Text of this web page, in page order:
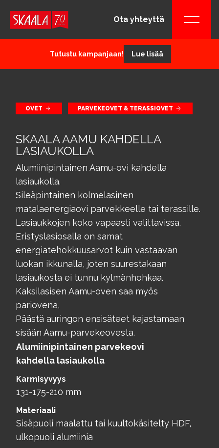
Ota yhteyttä
Tutustu kampanjaan! Lue lisää
OVET PARVEKEOVET & TERASSIOVET
SKAALA AAMU KAHDELLA
LASIAUKOLLA
Alumiinipintainen Aamu-ovi kahdella
lasiaukolla.
Sileäpintainen kolmelasinen
matalaenergiaovi parvekkeelle tai terassille.
Lasiaukkojen koko vapaasti valittavissa.
Eristyslasiosalla on samat
energiatehokkuusarvot kuin vastaavan
luokan ikkunalla, joten suurestakaan
lasiaukosta ei tunnu kylmänhohkaa.
Kaksilasisen Aamu-oven saa myös
pariovena,
Päästä auringon ensisäteet kajastamaan
sisään Aamu-parvekeovesta.
Alumiinipintainen parvekeovi
kahdella lasiaukolla
Karmisyvyys
131-175-210 mm
Materiaali
Sisäpuoli maalattu tai kuultokäsitelty HDF,
ulkopuoli alumiinia